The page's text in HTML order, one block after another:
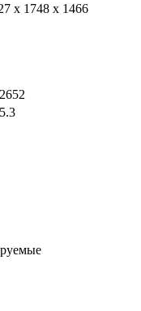
x 1748 x 1466
2652
5.3